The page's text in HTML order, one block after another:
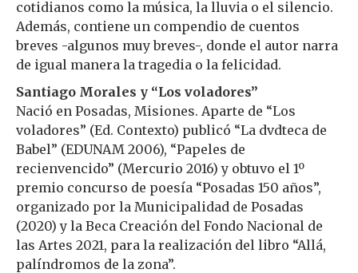
cotidianos como la música, la lluvia o el silencio.
Además, contiene un compendio de cuentos
breves -algunos muy breves-, donde el autor narra
de igual manera la tragedia o la felicidad.
Santiago Morales y “Los voladores”
Nació en Posadas, Misiones. Aparte de “Los
voladores” (Ed. Contexto) publicó “La dvdteca de
Babel” (EDUNAM 2006), “Papeles de
recienvencido” (Mercurio 2016) y obtuvo el 1º
premio concurso de poesía “Posadas 150 años”,
organizado por la Municipalidad de Posadas
(2020) y la Beca Creación del Fondo Nacional de
las Artes 2021, para la realización del libro “Allá,
palíndromos de la zona”.